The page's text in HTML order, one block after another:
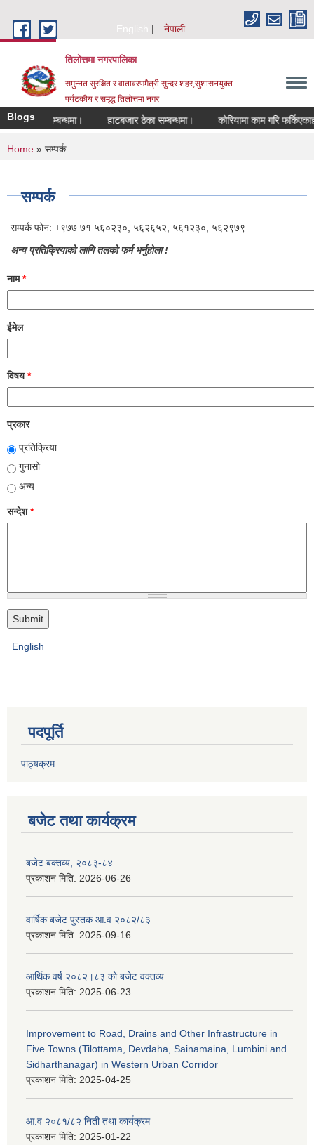
English
नेपाली
तिलोत्तमा नगरपालिका
समुन्नत सुरक्षित र वातावरणमैत्री सुन्दर शहर,सुशासनयुक्त
पर्यटकीय र समृद्ध तिलाेत्तमा नगर
Blogs
सम्बन्धमा। हाटबजार ठेका सम्बन्धमा। कोरियामा काम गरि फर्किएकाहरुको
You are here
Home » सम्पर्क
सम्पर्क
सम्पर्क फोन: +९७७ ७१ ५६०२३०, ५६२६५२, ५६१२३०, ५६२९७९
अन्य प्रतिक्रियाको लागि तलको फर्म भर्नुहोला !
नाम*
ईमेल
विषय*
प्रकार
प्रतिक्रिया
गुनासो
अन्य
सन्देश*
English
पदपूर्ति
पाठ्यक्रम
बजेट तथा कार्यक्रम
बजेट बक्तव्य, २०८३-८४
प्रकाशन मिति: 2026-06-26
वार्षिक बजेट पुस्तक आ.व २०८२/८३
प्रकाशन मिति: 2025-09-16
आर्थिक वर्ष २०८२।८३ को बजेट वक्तव्य
प्रकाशन मिति: 2025-06-23
Improvement to Road, Drains and Other Infrastructure in
Five Towns (Tilottama, Devdaha, Sainamaina, Lumbini and
Sidharthanagar) in Western Urban Corridor
प्रकाशन मिति: 2025-04-25
आ.व २०८१/८२ निती तथा कार्यक्रम
प्रकाशन मिति: 2025-01-22